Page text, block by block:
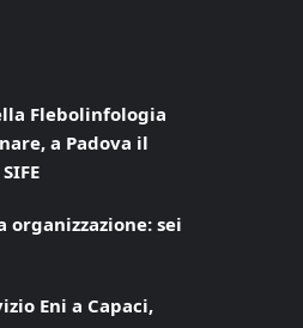
Flebolinfologia
a Padova il
sei
Eni a Capaci,